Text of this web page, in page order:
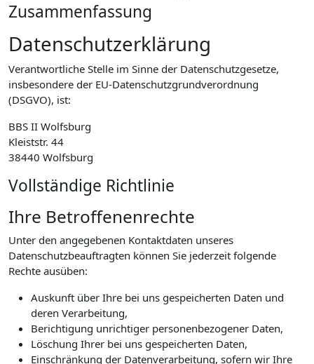
Zusammenfassung
Datenschutzerklärung
Verantwortliche Stelle im Sinne der Datenschutzgesetze,
insbesondere der EU-Datenschutzgrundverordnung
(DSGVO), ist:
BBS II Wolfsburg
Kleiststr. 44
38440 Wolfsburg
Vollständige Richtlinie
Ihre Betroffenenrechte
Unter den angegebenen Kontaktdaten unseres
Datenschutzbeauftragten können Sie jederzeit folgende
Rechte ausüben:
Auskunft über Ihre bei uns gespeicherten Daten und
deren Verarbeitung,
Berichtigung unrichtiger personenbezogener Daten,
Löschung Ihrer bei uns gespeicherten Daten,
Einschränkung der Datenverarbeitung, sofern wir Ihre